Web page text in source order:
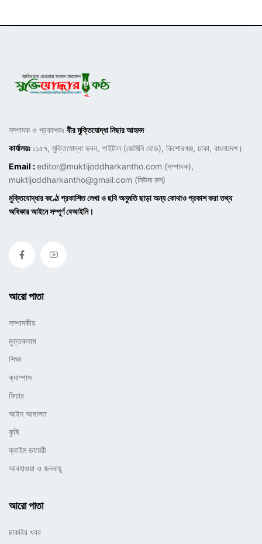
সম্পাদক ও প্রকাশকঃ বীর মুক্তিযোদ্ধা নিছার আহমদ
কার্যালয়ঃ ১১৫৭, মুক্তিযোদ্ধা ভবন, গাইটাল (জেমিনি রোড), কিশোরগঞ্জ, ঢাকা, বাংলাদেশ।
Email :editor@muktijoddharkantho.com (সম্পাদক),
muktijoddharkantho@gmail.com (নিউজ রুম)
মুক্তিযোদ্ধার কণ্ঠে প্রকাশিত লেখা ও ছবি অনুমতি ছাড়া অন্য কোথাও প্রকাশ করা তথ্য
অধিকার আইনে সম্পূর্ণ বেআইনি।
আরো পাতা
সম্পাদকীয়
মুক্তকলাম
শিক্ষা
ক্যাম্পাস
ফিচার
আইন আদালত
কৃষি
ক্রাইম ডায়েরী
আবহাওয়া ও জলবায়ূ
আরো পাতা
চাকরির খবর